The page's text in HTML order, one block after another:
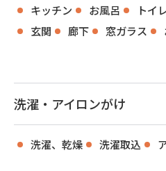
キッチン お風呂 トイ
玄関
廊下 窓ガラス
洗濯・アイロンがけ
洗濯、乾燥 洗濯取込